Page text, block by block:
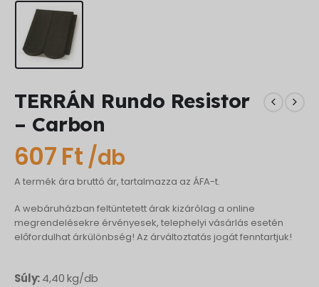
TERRÁN Rundo Resistor
– Carbon
607Ft /db
A termék ára bruttó ár, tartalmazza az ÁFA-t.
A webáruházban feltüntetett árak kizárólag a online
megrendelésekre érvényesek, telephelyi vásárlás esetén
előfordulhat árkülönbség! Az árváltoztatás jogát fenntartjuk!
Súly:4,40 kg/db